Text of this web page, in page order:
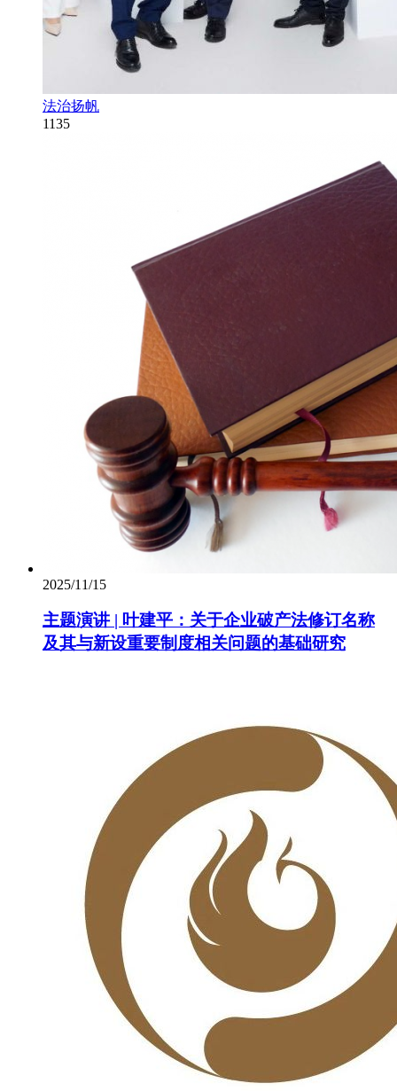
法治扬帆
1135
2025/11/15
主题演讲 | 叶建平：关于企业破产法修订名称
及其与新设重要制度相关问题的基础研究